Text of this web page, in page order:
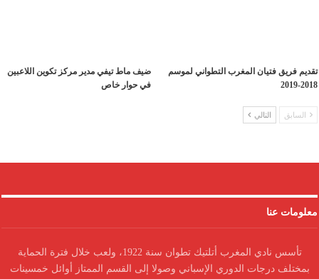
تقديم فريق فتيان المغرب التطواني لموسم
2018-2019
ضيف ماط تيفي مدير مركز تكوين اللاعبين
في حوار خاص
السابق التالي
معلومات عنا
تأسس نادي المغرب أتلتيك تطوان سنة 1922، ولعب خلال فترة الحماية
بمختلف درجات الدوري الإسباني وصولا إلى القسم الممتاز أوائل خمسينات